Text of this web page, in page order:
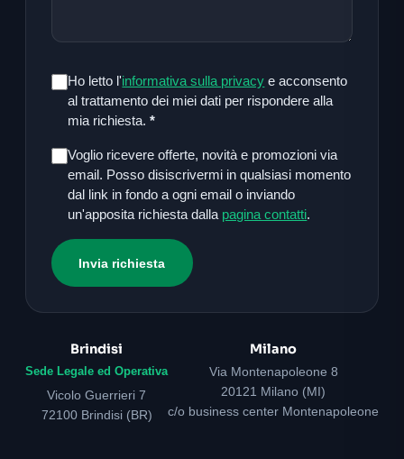
Ho letto l'informativa sulla privacy e acconsento
al trattamento dei miei dati per rispondere alla
mia richiesta.*
Voglio ricevere offerte, novità e promozioni via
email. Posso disiscrivermi in qualsiasi momento
dal link in fondo a ogni email o inviando
un'apposita richiesta dalla pagina contatti.
Invia richiesta
Brindisi
Sede Legale ed Operativa
Vicolo Guerrieri 7
72100 Brindisi (BR)
Milano
Via Montenapoleone 8
20121 Milano (MI)
c/o business center Montenapoleone